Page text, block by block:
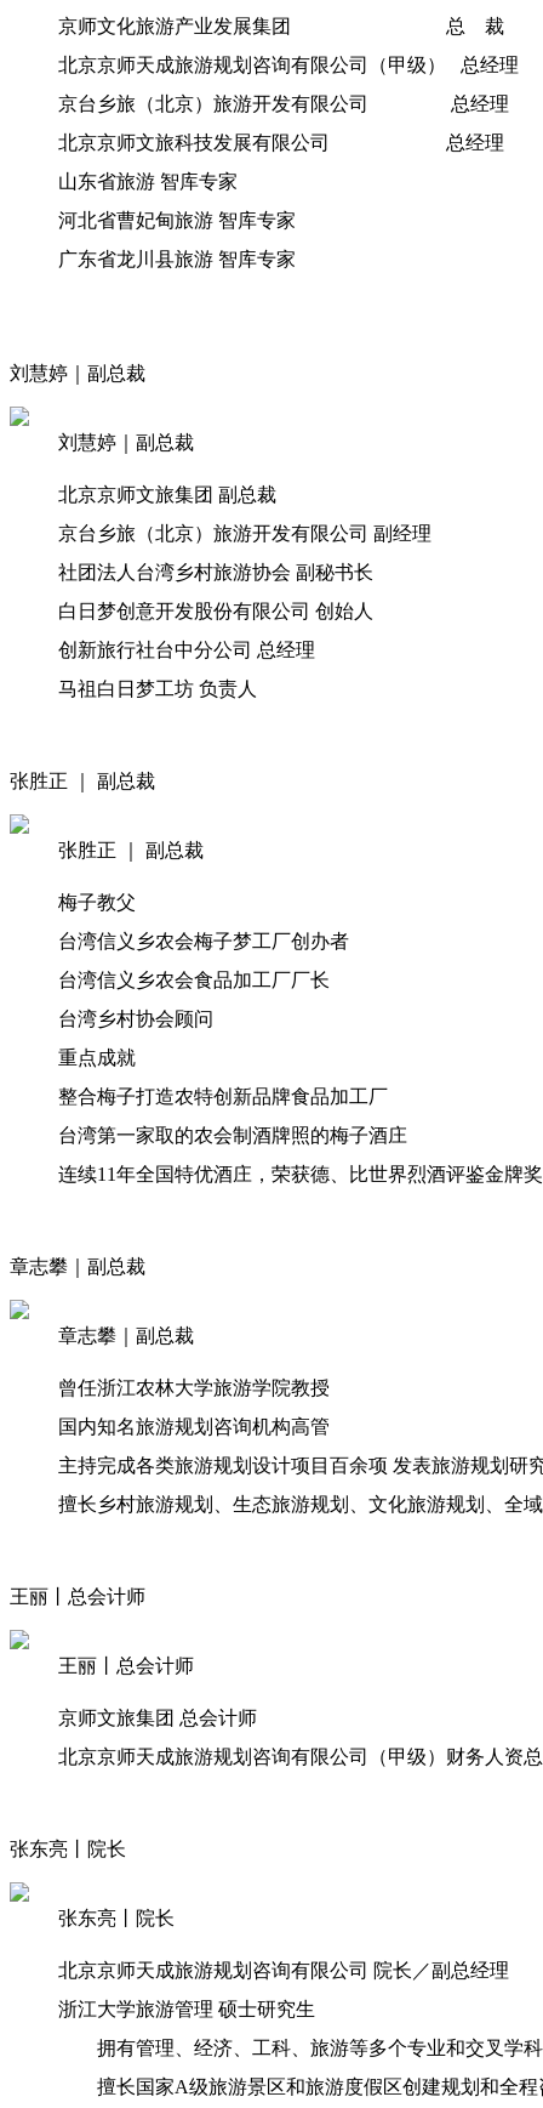
京师文化旅游产业发展集团 总 裁
北京京师天成旅游规划咨询有限公司（甲级） 总经理
京台乡旅（北京）旅游开发有限公司 总经理
北京京师文旅科技发展有限公司 总经理
山东省旅游 智库专家
河北省曹妃甸旅游 智库专家
广东省龙川县旅游 智库专家
刘慧婷｜副总裁
刘慧婷｜副总裁
北京京师文旅集团 副总裁
京台乡旅（北京）旅游开发有限公司 副经理
社团法人台湾乡村旅游协会 副秘书长
白日梦创意开发股份有限公司 创始人
创新旅行社台中分公司 总经理
马祖白日梦工坊 负责人
张胜正 ｜ 副总裁
张胜正 ｜ 副总裁
梅子教父
台湾信义乡农会梅子梦工厂创办者
台湾信义乡农会食品加工厂厂长
台湾乡村协会顾问
重点成就
整合梅子打造农特创新品牌食品加工厂
台湾第一家取的农会制酒牌照的梅子酒庄
连续11年全国特优酒庄，荣获德、比世界烈酒评鉴金牌奖
章志攀｜副总裁
章志攀｜副总裁
曾任浙江农林大学旅游学院教授
国内知名旅游规划咨询机构高管
主持完成各类旅游规划设计项目百余项 发表旅游规划研
擅长乡村旅游规划、生态旅游规划、文化旅游规划、全
王丽丨总会计师​
王丽丨总会计师​
京师文旅集团 总会计师
北京京师天成旅游规划咨询有限公司（甲级）财务人资
张东亮丨院长
张东亮丨院长
北京京师天成旅游规划咨询有限公司 院长／副总经理
浙江大学旅游管理 硕士研究生
拥有管理、经济、工科、旅游等多个专业和交叉学科
擅长国家A级旅游景区和旅游度假区创建规划和全